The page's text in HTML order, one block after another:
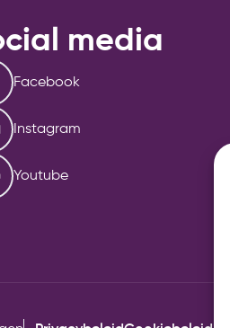
media
Facebook
Instagram
Youtube